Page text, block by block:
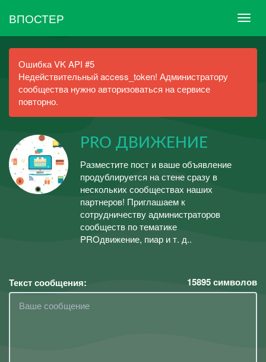
ВПОСТЕР
Ошибка VK API #5
Недействительный access_token! Администратору
сообщества нужно авторизоваться на сервисе
повторно.
PRO ДВИЖЕНИЕ
Разместите пост и ваше объявление
продублируется на стене сразу в
нескольких сообществах наших
партнеров! Приглашаем к
сотрудничеству администраторов
сообществ по тематике
PROдвижение, пиар и т. д..
Текст сообщения: 15895символов